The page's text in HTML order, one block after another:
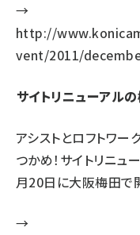
→
http://
vent/2011/
サイトリニューアル
アシストとロフトワー
つかめ！サイトリニュ
月20日に大阪梅田で
→